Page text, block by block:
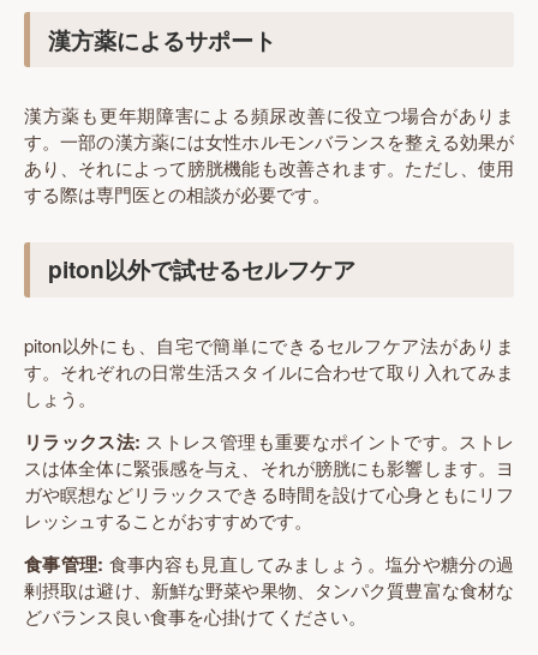
漢方薬によるサポート
漢方薬も更年期障害による頻尿改善に役立つ場合がありま
す。一部の漢方薬には女性ホルモンバランスを整える効果が
あり、それによって膀胱機能も改善されます。ただし、使用
する際は専門医との相談が必要です。
piton以外で試せるセルフケア
piton以外にも、自宅で簡単にできるセルフケア法がありま
す。それぞれの日常生活スタイルに合わせて取り入れてみま
しょう。
リラックス法: ストレス管理も重要なポイントです。ストレ
スは体全体に緊張感を与え、それが膀胱にも影響します。ヨ
ガや瞑想などリラックスできる時間を設けて心身ともにリフ
レッシュすることがおすすめです。
食事管理: 食事内容も見直してみましょう。塩分や糖分の過
剰摂取は避け、新鮮な野菜や果物、タンパク質豊富な食材な
どバランス良い食事を心掛けてください。